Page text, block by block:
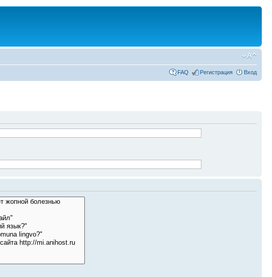
FAQ Регистрация Вход